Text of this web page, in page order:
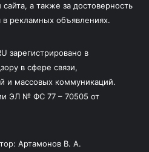
а также за достоверность
рекламных объявлениях.
зарегистрировано в
в сфере связи,
и массовых коммуникаций.
ЭЛ № ФС 77 – 70505 от
Артамонов В. А.